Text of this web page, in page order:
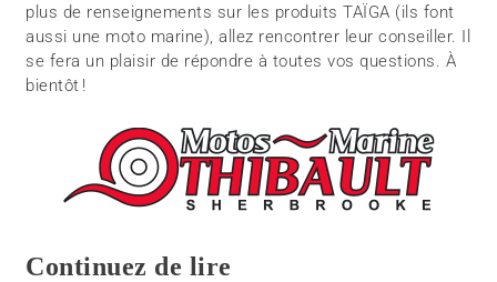
plus de renseignements sur les produits TAÏGA (ils font
aussi une moto marine), allez rencontrer leur conseiller. Il
se fera un plaisir de répondre à toutes vos questions. À
bientôt !
Continuez de lire